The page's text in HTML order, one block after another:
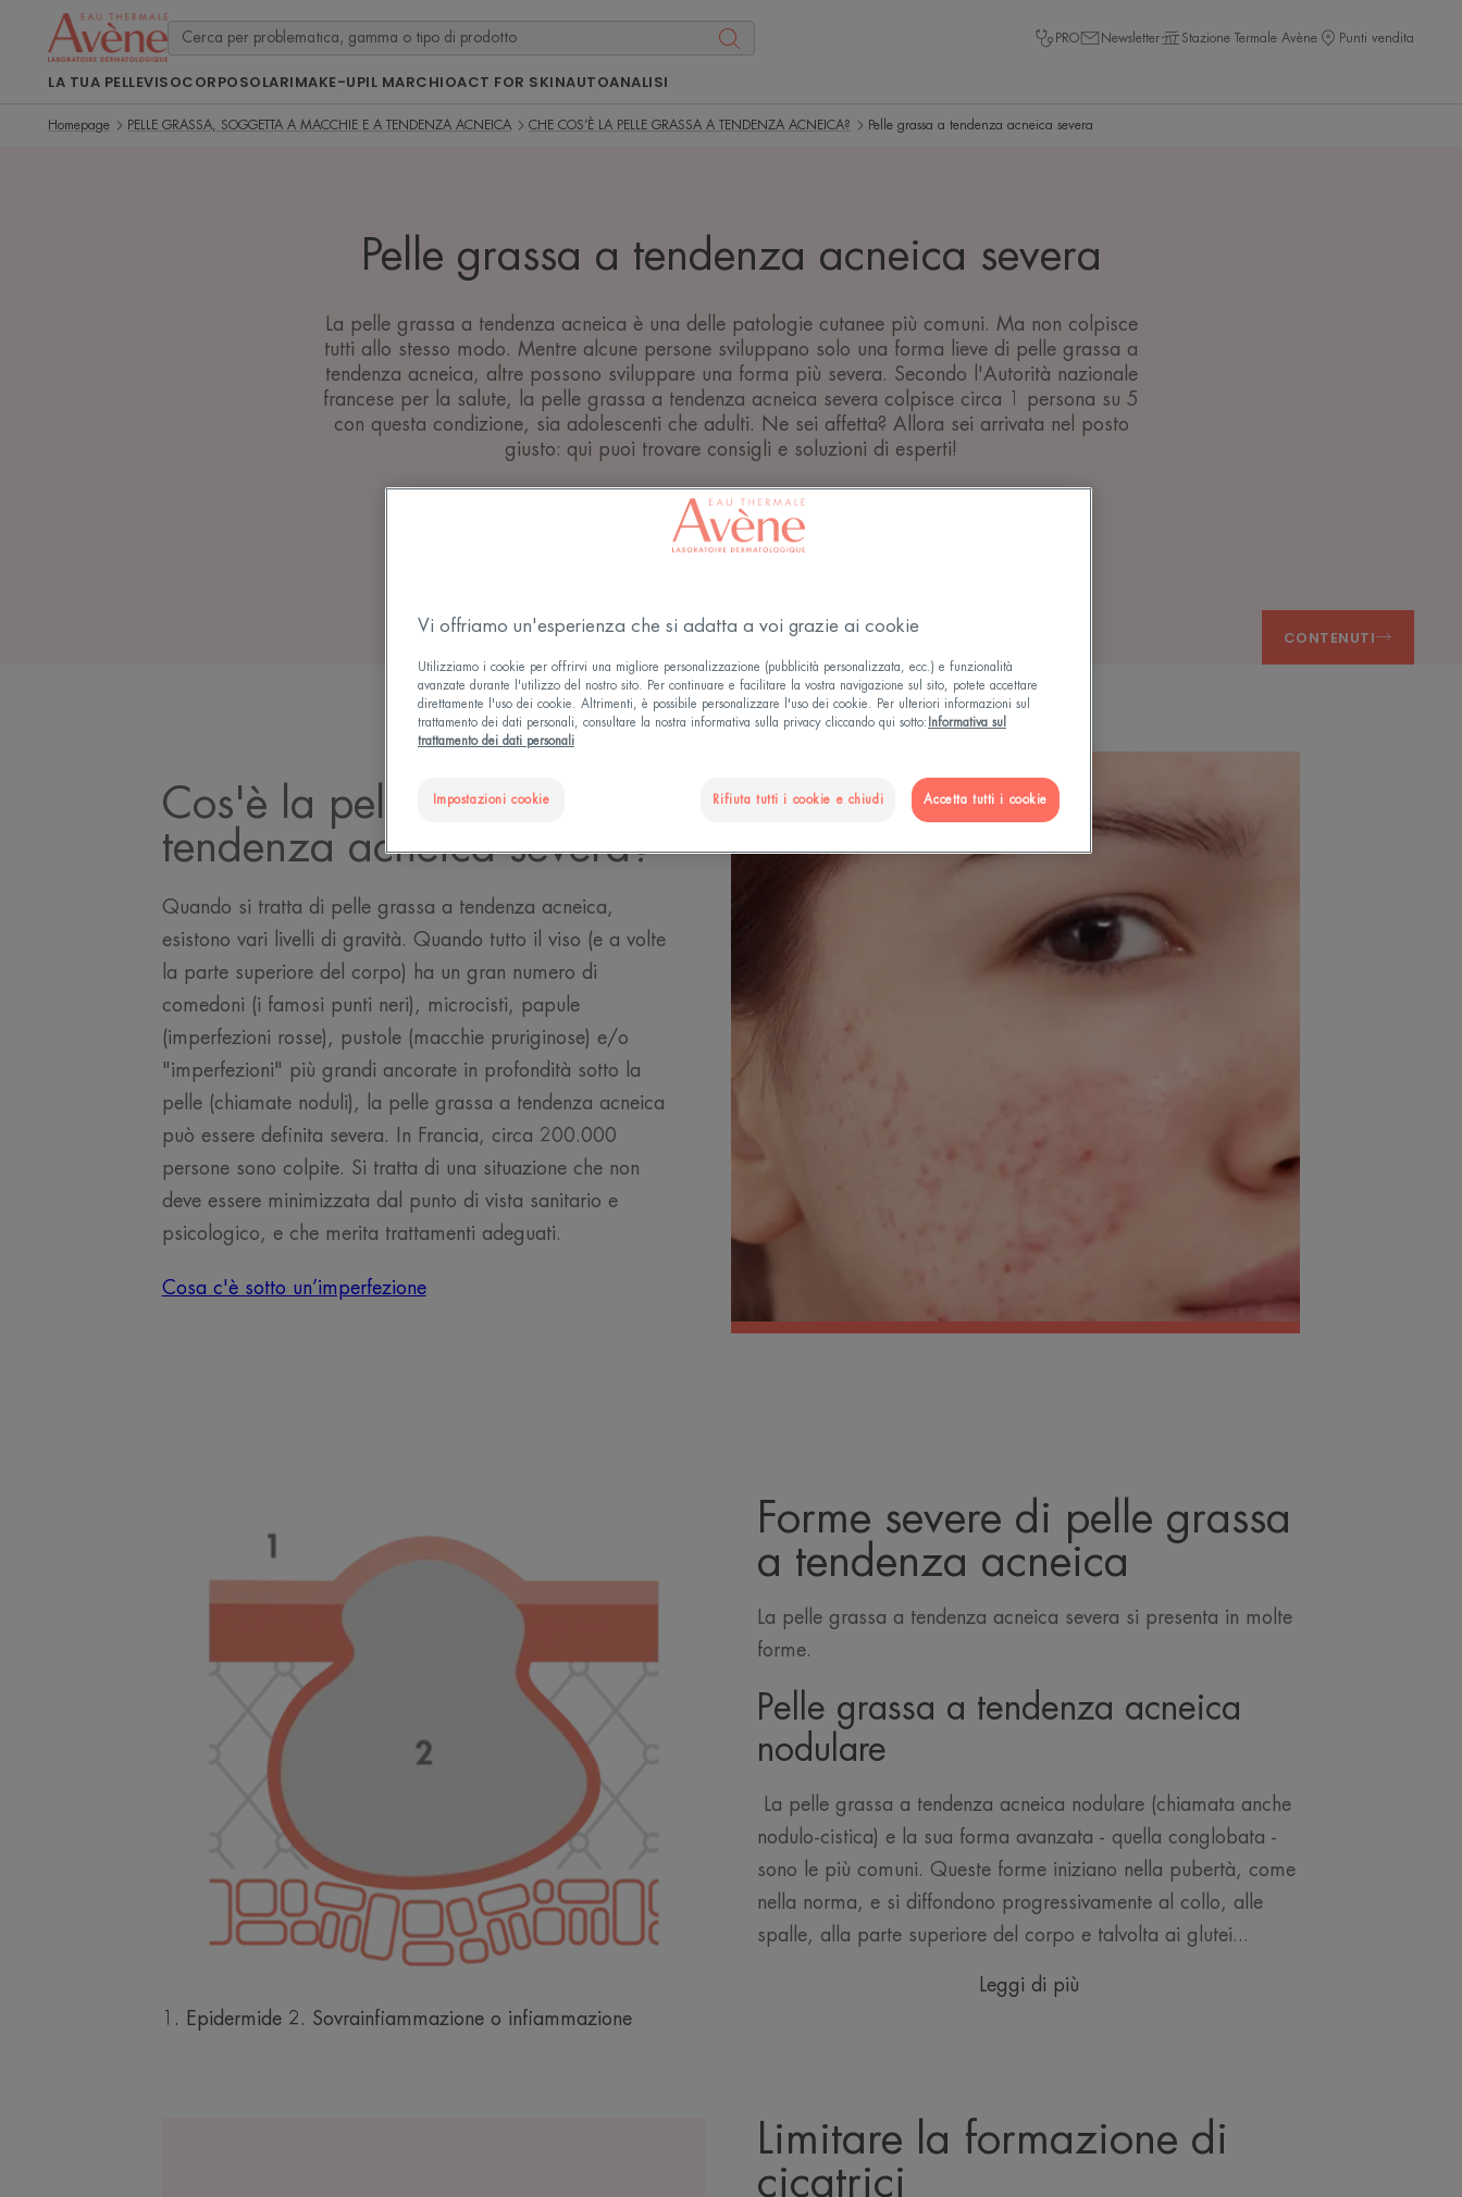
PRO Newsletter Stazione Termale Avène Punti vendita
LA TUA PELLEVISOCORPOSOLARIMAKE-UPIL MARCHIOACT FOR SKINAUTOANALISI
Homepage PELLE GRASSA, SOGGETTA A MACCHIE E A TENDENZA ACNEICA CHE COS’È LA PELLE GRASSA A TENDENZA ACNEICA? Pelle grassa a tendenza acneica severa
Pelle grassa a tendenza acneica severa
La pelle grassa a tendenza acneica è una delle patologie cutanee più comuni. Ma non colpisce
tutti allo stesso modo. Mentre alcune persone sviluppano solo una forma lieve di pelle grassa a
tendenza acneica, altre possono sviluppare una forma più severa. Secondo l'Autorità nazionale
francese per la salute, la pelle grassa a tendenza acneica severa colpisce circa 1 persona su 5
con questa condizione, sia adolescenti che adulti. Ne sei affetta? Allora sei arrivata nel posto
giusto: qui puoi trovare consigli e soluzioni di esperti!
20/03/26 , validato dala direzione medica
CONTENUTI
Cos'è la pelle grassa a
tendenza acneica severa?
Quando si tratta di pelle grassa a tendenza acneica,
esistono vari livelli di gravità. Quando tutto il viso (e a volte
la parte superiore del corpo) ha un gran numero di
comedoni (i famosi punti neri), microcisti, papule
(imperfezioni rosse), pustole (macchie pruriginose) e/o
"imperfezioni" più grandi ancorate in profondità sotto la
pelle (chiamate noduli), la pelle grassa a tendenza acneica
può essere definita severa. In Francia, circa 200.000
persone sono colpite. Si tratta di una situazione che non
deve essere minimizzata dal punto di vista sanitario e
psicologico, e che merita trattamenti adeguati.
Cosa c'è sotto un’imperfezione
1. Epidermide 2. Sovrainfiammazione o infiammazione
Forme severe di pelle grassa
a tendenza acneica
La pelle grassa a tendenza acneica severa si presenta in molte
forme.
Pelle grassa a tendenza acneica
nodulare
La pelle grassa a tendenza acneica nodulare (chiamata anche
nodulo-cistica) e la sua forma avanzata - quella conglobata -
sono le più comuni. Queste forme iniziano nella pubertà, come
nella norma, e si diffondono progressivamente al collo, alle
spalle, alla parte superiore del corpo e talvolta ai glutei...
Leggi di più
Limitare la formazione di
cicatrici
Vi offriamo un'esperienza che si adatta a voi grazie ai cookie
Utilizziamo i cookie per offrirvi una migliore personalizzazione (pubblicità personalizzata, ecc.) e funzionalità
avanzate durante l'utilizzo del nostro sito. Per continuare e facilitare la vostra navigazione sul sito, potete accettare
direttamente l'uso dei cookie. Altrimenti, è possibile personalizzare l'uso dei cookie. Per ulteriori informazioni sul
trattamento dei dati personali, consultare la nostra informativa sulla privacy cliccando qui sotto: Informativa sul
trattamento dei dati personali
Impostazioni cookie Rifiuta tutti i cookie e chiudi Accetta tutti i cookie